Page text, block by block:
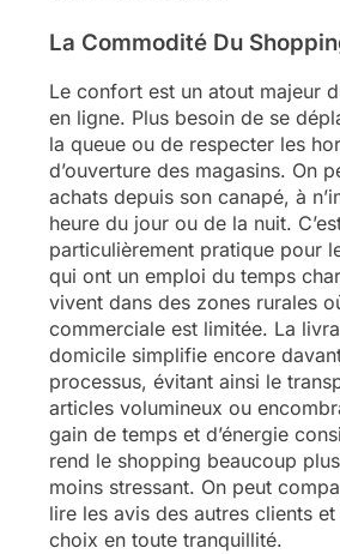
La Commodité Du
Le confort est un atout majeur
en ligne. Plus besoin de se
la queue ou de respecter les
d’ouverture des magasins. On
achats depuis son canapé, à
heure du jour ou de la nuit.
particulièrement pratique pour
qui ont un emploi du temps
vivent dans des zones rurales
commerciale est limitée. La
domicile simplifie encore
processus, évitant ainsi le
articles volumineux ou
gain de temps et d’énergie
rend le shopping beaucoup
moins stressant. On peut
lire les avis des autres clients
choix en toute tranquillité.